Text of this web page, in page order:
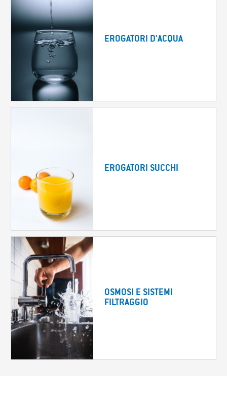
EROGATORI D'ACQUA
EROGATORI SUCCHI
OSMOSI E SISTEMI
FILTRAGGIO